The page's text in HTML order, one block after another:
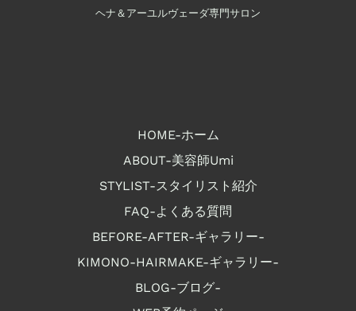
ヘナ＆アーユルヴェーダ専門サロン
HOME-ホーム
ABOUT-美容師Umi
STYLIST-スタイリスト紹介
FAQ-よくある質問
BEFORE-AFTER-ギャラリー-
KIMONO-HAIRMAKE-ギャラリー-
BLOG-ブログ-